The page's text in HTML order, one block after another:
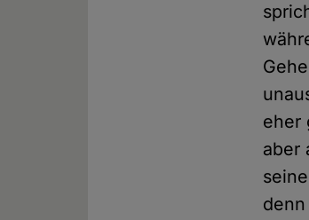
eher
aber